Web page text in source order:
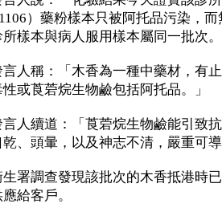
）藥粉樣本只被阿托品污染，
樣本與病人服用樣本屬同一批次
稱：「木香為一種中藥材，有止
或莨菪烷生物鹼包括阿托品。」
續道：「莨菪烷生物鹼能引致抗
、頭暈，以及神志不清，嚴重可
調查發現該批次的木香抵港時已
給客戶。